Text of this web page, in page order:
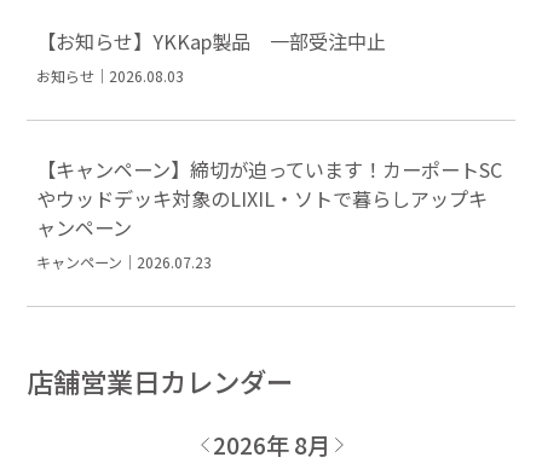
【お知らせ】YKKap製品 一部受注中止
お知らせ｜2026.08.03
【キャンペーン】締切が迫っています！カーポートSC
やウッドデッキ対象のLIXIL・ソトで暮らしアップキ
ャンペーン
キャンペーン｜2026.07.23
店舗営業日カレンダー
2026年 8月